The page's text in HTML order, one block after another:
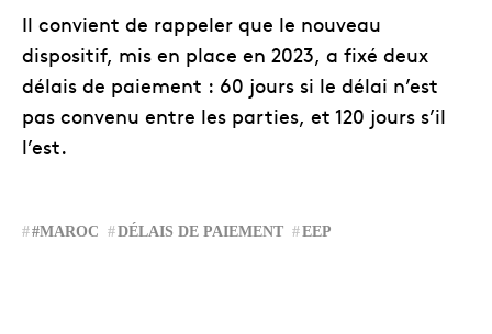
Il convient de rappeler que le nouveau
dispositif, mis en place en 2023, a fixé deux
délais de paiement : 60 jours si le délai n’est
pas convenu entre les parties, et 120 jours s’il
l’est.
#MAROC DÉLAIS DE PAIEMENT EEP